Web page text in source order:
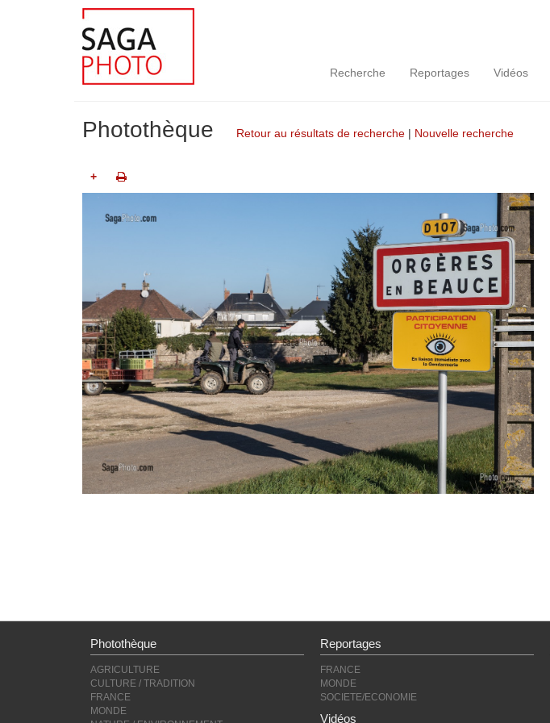
Recherche Reportages Vidéos
Photothèque Retour au résultats de recherche | Nouvelle recherche
+
Photothèque
AGRICULTURE
CULTURE / TRADITION
FRANCE
MONDE
Reportages
FRANCE
MONDE
SOCIETE/ECONOMIE
Vidéos